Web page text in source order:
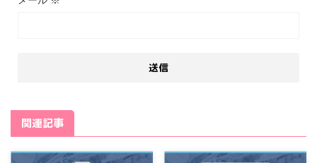
関連記事